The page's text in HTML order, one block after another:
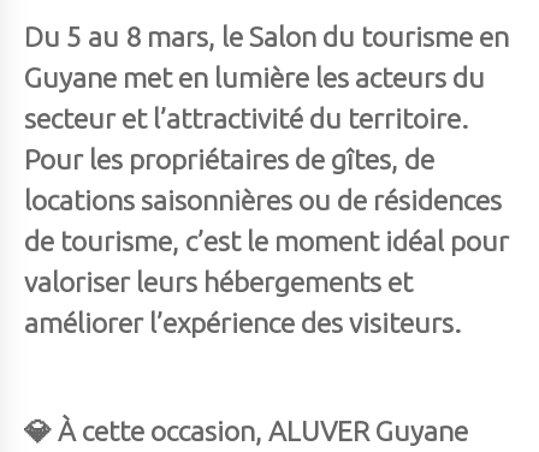
Du 5 au 8 mars, le Salon du tourisme en
Guyane met en lumière les acteurs du
secteur et l’attractivité du territoire.
Pour les propriétaires de gîtes, de
locations saisonnières ou de résidences
de tourisme, c’est le moment idéal pour
valoriser leurs hébergements et
améliorer l’expérience des visiteurs.
💎 À cette occasion, ALUVER Guyane